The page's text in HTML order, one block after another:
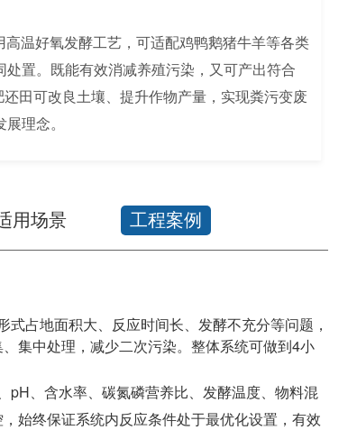
温好氧发酵工艺，可适配鸡鸭鹅猪牛羊等各类
置。既能有效消减养殖污染，又可产出符合
田可改良土壤、提升作物产量，实现粪污变废
理念。
用场景 工程案例
占地面积大、反应时间长、发酵不充分等问题，
集中处理，减少二次污染。整体系统可做到4小
pH、含水率、碳氮磷营养比、发酵温度、物料混
始终保证系统内反应条件处于最优化设置，有效